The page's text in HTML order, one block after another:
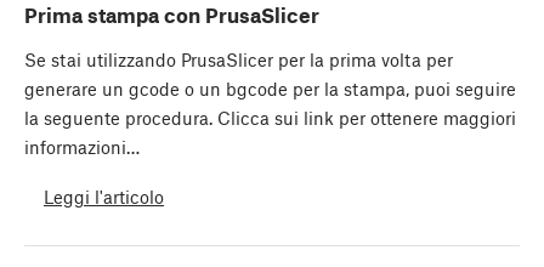
Prima stampa con PrusaSlicer
Se stai utilizzando PrusaSlicer per la prima volta per
generare un gcode o un bgcode per la stampa, puoi seguire
la seguente procedura. Clicca sui link per ottenere maggiori
informazioni…
Leggi l'articolo